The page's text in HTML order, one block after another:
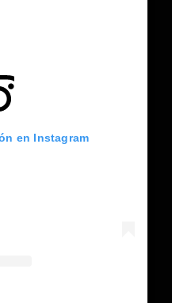
en Instagram